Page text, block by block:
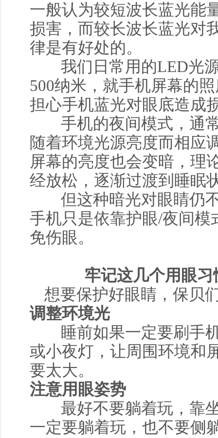
一般认为较短波长蓝光能
损害，而较长波长蓝光对
律是有好处的。
我们日常用的LED光
500纳米，就手机屏幕的
担心手机蓝光对眼底造成
手机的夜间模式，通
随着环境光源亮度而相应
屏幕的亮度也会变暗，理
经放松，逐渐过渡到睡眠
但这种暗光对眼睛仍
手机只是依靠护眼/夜间模
免伤眼。
牢记这几个用眼
想要保护好眼睛，保贝
调整环境光
睡前如果一定要刷手
或小夜灯，让周围环境和
要太大。
注意用眼姿势
最好不要躺着玩，靠
一定要躺着玩，也不要侧